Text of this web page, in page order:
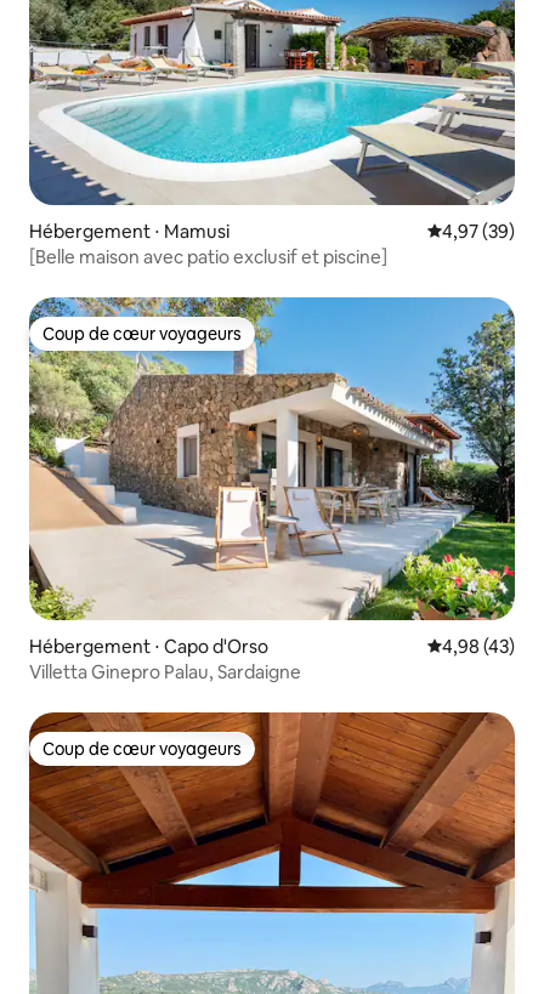
Hébergement ⋅ Mamusi Évaluation
4,97 (39)
[Belle maison avec patio exclusif et piscine]
Coup de cœur voyageurs
Coup de cœur voyageurs
Hébergement ⋅ Capo d'Orso Évaluation
4,98 (43)
Villetta Ginepro Palau, Sardaigne
Coup de cœur voyageurs
Coup de cœur voyageurs